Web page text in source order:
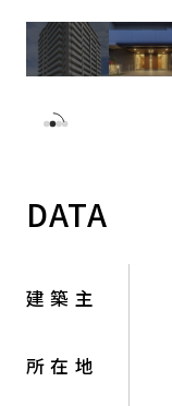
DATA
建 築 主
所 在 地